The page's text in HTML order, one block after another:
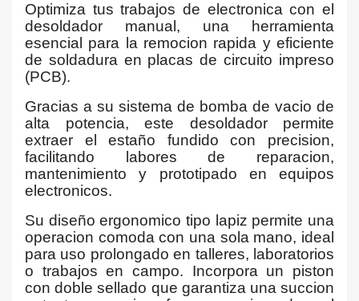
Optimiza tus trabajos de electronica con el
desoldador manual, una herramienta
esencial para la remocion rapida y eficiente
de soldadura en placas de circuito impreso
(PCB).
Gracias a su sistema de bomba de vacio de
alta potencia, este desoldador permite
extraer el estaño fundido con precision,
facilitando labores de reparacion,
mantenimiento y prototipado en equipos
electronicos.
Su diseño ergonomico tipo lapiz permite una
operacion comoda con una sola mano, ideal
para uso prolongado en talleres, laboratorios
o trabajos en campo. Incorpora un piston
con doble sellado que garantiza una succion